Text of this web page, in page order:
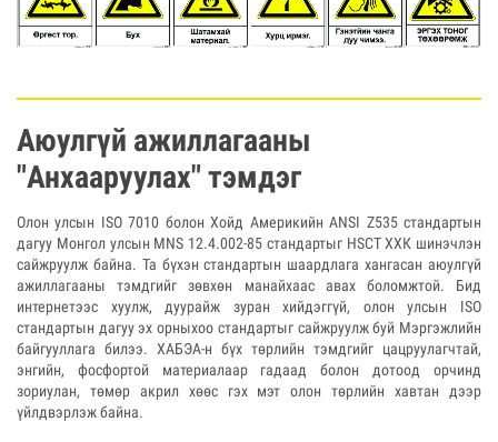
Аюулгүй ажиллагааны
"Анхааруулах" тэмдэг
Олон улсын ISO 7010 болон Хойд Америкийн ANSI Z535 стандартын
дагуу Монгол улсын MNS 12.4.002-85 стандартыг HSCT ХХК шинэчлэн
сайжруулж байна. Та бүхэн стандартын шаардлага хангасан аюулгүй
ажиллагааны тэмдгийг зөвхөн манайхаас авах боломжтой. Бид
интернетээс хуулж, дуурайж зуран хийдэггүй, олон улсын ISO
стандартын дагуу эх орныхоо стандартыг сайжруулж буй Мэргэжлийн
байгууллага билээ. ХАБЭА-н бүх төрлийн тэмдгийг цацруулагчтай,
энгийн, фосфортой материалаар гадаад болон дотоод орчинд
зориулан, төмөр акрил хөөс гэх мэт олон төрлийн хавтан дээр
үйлдвэрлэж байна.